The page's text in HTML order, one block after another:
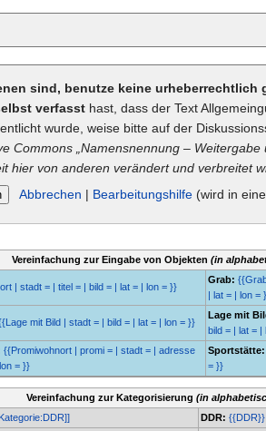
sind, benutze keine urheberrechtlich
verfasst hast, dass der Text
wurde, weise bitte auf der
Commons „Namensnennung –
hier von anderen verändert und verbreitet
Abbrechen | Bearbeitungshilfe (wird in
Vereinfachung zur Eingabe von Objekten (in
| stadt = | titel = | bild = | lat = | lon = }}
Grab:
| lat = | lon =
mit Bild | stadt = | bild = | lat = | lon = }}
Lage mit
bild = | lat = |
{{Promiwohnort | promi = | stadt = | adresse
= }}
Sportstätte:
= }}
Vereinfachung zur Kategorisierung (in
DDR: {{DDR}}